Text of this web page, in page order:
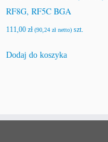
RF8G, RF5C BGA
111,00 zł (90,24 zł netto) szt.
Dodaj do koszyka